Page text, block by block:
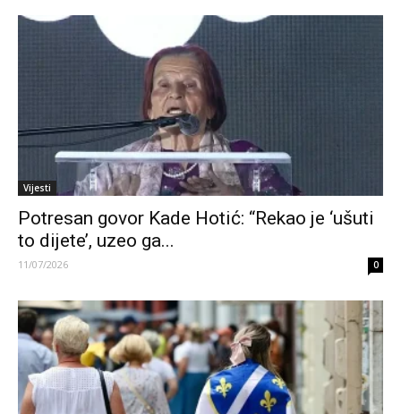
Vijesti
Potresan govor Kade Hotić: “Rekao je ‘ušuti
to dijete’, uzeo ga...
11/07/2026 0